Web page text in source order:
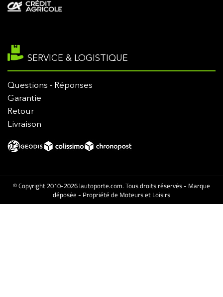
SERVICE & LOGISTIQUE
Questions - Réponses
Garantie
Retour
Livraison
© Copyright 2010-2026 lautoporte.com. Tous droits réservés - Marque
déposée - Propriété de Moteurs et Loisirs